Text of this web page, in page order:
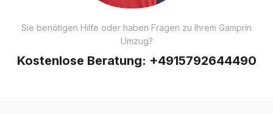
Sie benötigen Hilfe oder haben Fragen zu Ihrem Gamprin
Umzug?
Kostenlose Beratung: +4915792644490